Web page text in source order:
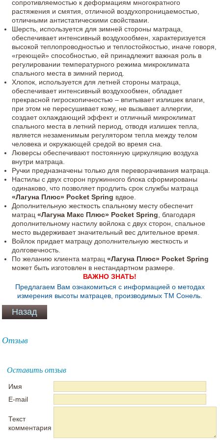
сопротивляемостью к деформациям многократного
растяжения и смятия, отличной воздухопроницаемостью,
отличными антистатическими свойствами.
Шерсть, используется для зимней стороны матраца,
обеспечивает интенсивный воздухообмен, характеризуется
высокой теплопроводностью и теплостойкостью, иначе говоря,
«греющей» способностью, ей принадлежит важная роль в
регулировании температурного режима микроклимата
спального места в зимний период.
Хлопок, используется для летней стороны матраца,
обеспечивает интенсивный воздухообмен, обладает
прекрасной гигроскопичностью – впитывает излишек влаги,
при этом не пересушивает кожу, не вызывает аллергии,
создает охлаждающий эффект и отличный микроклимат
спального места в летний период, отводя излишек тепла,
является незаменимым регулятором тепла между телом
человека и окружающей средой во время сна.
Люверсы обеспечивают постоянную циркуляцию воздуха
внутри матраца.
Ручки предназначены только для переворачивания матраца.
Настилы с двух сторон пружинного блока сформированы
одинаково, что позволяет продлить срок службы матраца
«Лагуна Плюс» Pocket Spring вдвое.
Дополнительную жесткость спальному месту обеспечит
матрац«Лагуна Макс Плюс» Pocket Spring, благодаря
дополнительному настилу войлока с двух сторон, спальное
место выдерживает значительный вес длительное время.
Войлок придает матрацу дополнительную жесткость и
долговечность.
По желанию клиента матрац«Лагуна Плюс» Pocket Spring
может быть изготовлен в нестандартном размере.
ВАЖНО ЗНАТЬ!
Предлагаем Вам ознакомиться с информацией о методах
измерения высоты матрацев, производимых ТМ Сонель.
Отзыв
Оставить отзыв
Имя
E-mail
Текст
комментария